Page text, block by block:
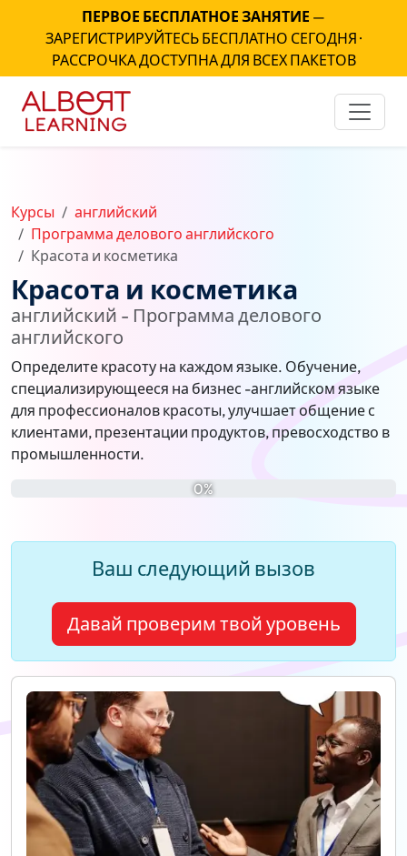
ПЕРВОЕ БЕСПЛАТНОЕ ЗАНЯТИЕ —
ЗАРЕГИСТРИРУЙТЕСЬ БЕСПЛАТНО СЕГОДНЯ ·
РАССРОЧКА ДОСТУПНА ДЛЯ ВСЕХ ПАКЕТОВ
Курсы
английский
Программа делового английского
Красота и косметика
Красота и косметика
английский - Программа делового
английского
Определите красоту на каждом языке. Обучение,
специализирующееся на бизнес -английском языке
для профессионалов красоты, улучшает общение с
клиентами, презентации продуктов, превосходство в
промышленности.
0%
Ваш следующий вызов
Давай проверим твой уровень